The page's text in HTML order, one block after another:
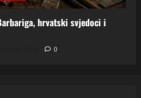
hrvatski svjedoci i
0